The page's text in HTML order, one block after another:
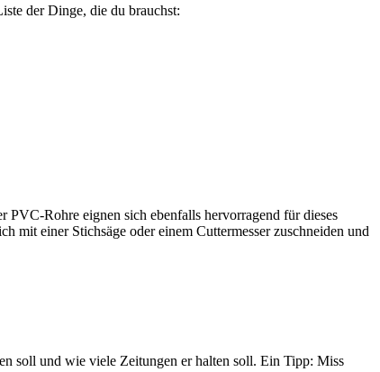
der Dinge, die du brauchst:
Rohre eignen sich ebenfalls hervorragend für dieses
mit einer Stichsäge oder einem Cuttermesser zuschneiden und
soll und wie viele Zeitungen er halten soll. Ein Tipp: Miss